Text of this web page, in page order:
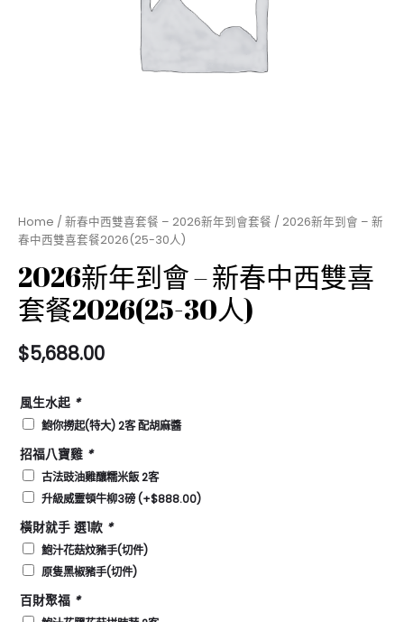
Home / 新春中西雙喜套餐 – 2026新年到會套餐 / 2026新年到會 – 新
春中西雙喜套餐2026(25-30人)
2026新年到會 – 新春中西雙喜
套餐2026(25-30人)
$5,688.00
風生水起 *
鮑你撈起(特大) 2客 配胡麻醬
招福八寶雞 *
古法豉油雞釀糯米飯 2客
升級威靈頓牛柳3磅(+$888.00)
橫財就手 選1款 *
鮑汁花菇炆豬手(切件)
原隻黑椒豬手(切件)
百財聚福 *